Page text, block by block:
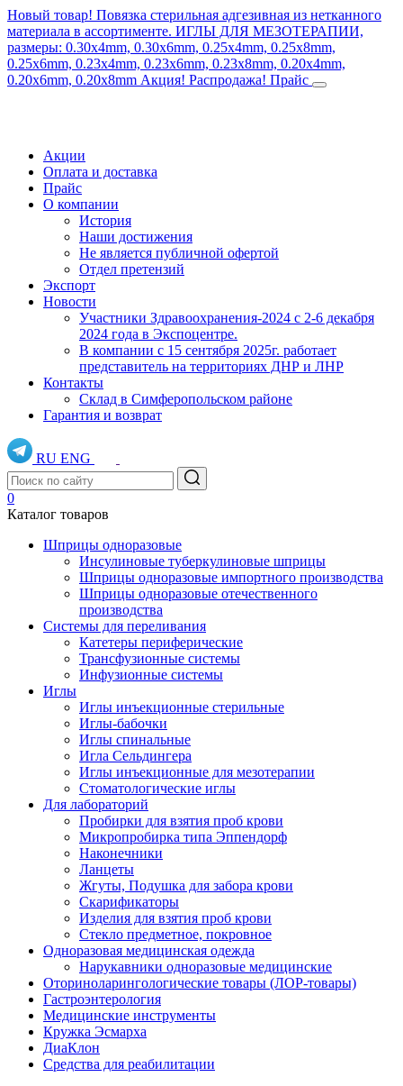
Новый товар! Повязка стерильная адгезивная из нетканного
материала в ассортименте. ИГЛЫ ДЛЯ МЕЗОТЕРАПИИ,
размеры: 0.30x4mm, 0.30x6mm, 0.25x4mm, 0.25x8mm,
0.25x6mm, 0.23x4mm, 0.23x6mm, 0.23x8mm, 0.20x4mm,
0.20x6mm, 0.20x8mm Акция! Распродажа! Прайс
Акции
Оплата и доставка
Прайс
О компании
История
Наши достижения
Не является публичной офертой
Отдел претензий
Экспорт
Новости
Участники Здравоохранения-2024 с 2-6 декабря
2024 года в Экспоцентре.
В компании с 15 сентября 2025г. работает
представитель на территориях ДНР и ЛНР
Контакты
Склад в Симферопольском районе
Гарантия и возврат
RU ENG
0
Каталог товаров
Шприцы одноразовые
Инсулиновые туберкулиновые шприцы
Шприцы одноразовые импортного производства
Шприцы одноразовые отечественного
производства
Системы для переливания
Катетеры периферические
Трансфузионные системы
Инфузионные системы
Иглы
Иглы инъекционные стерильные
Иглы-бабочки
Иглы спинальные
Игла Сельдингера
Иглы инъекционные для мезотерапии
Стоматологические иглы
Для лабораторий
Пробирки для взятия проб крови
Микропробирка типа Эппендорф
Наконечники
Ланцеты
Жгуты, Подушка для забора крови
Скарификаторы
Изделия для взятия проб крови
Стекло предметное, покровное
Одноразовая медицинская одежда
Нарукавники одноразовые медицинские
Оториноларингологические товары (ЛОР-товары)
Гастроэнтерология
Медицинские инструменты
Кружка Эсмарха
ДиаКлон
Средства для реабилитации